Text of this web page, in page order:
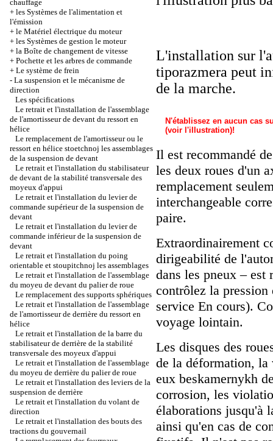
chauffage
+ les Systèmes de l'alimentation et
l'émission
+ le Matériel électrique du moteur
+ les Systèmes de gestion le moteur
+ la Boîte de changement de vitesse
+ Pochette et les arbres de commande
+ Le système de frein
- La suspension et le mécanisme de
direction
Les spécifications
Le retrait et l'installation de l'assemblage
de l'amortisseur de devant du ressort en
hélice
Le remplacement de l'amortisseur ou le
ressort en hélice stoetchnoj les assemblages
de la suspension de devant
Le retrait et l'installation du stabilisateur
de devant de la stabilité transversale des
moyeux d'appui
Le retrait et l'installation du levier de
commande supérieur de la suspension de
devant
Le retrait et l'installation du levier de
commande inférieur de la suspension de
devant
Le retrait et l'installation du poing
orientable et stoupitchnoj les assemblages
Le retrait et l'installation de l'assemblage
du moyeu de devant du palier de roue
Le remplacement des supports sphériques
Le retrait et l'installation de l'assemblage
de l'amortisseur de derrière du ressort en
hélice
Le retrait et l'installation de la barre du
stabilisateur de derrière de la stabilité
transversale des moyeux d'appui
Le retrait et l'installation de l'assemblage
du moyeu de derrière du palier de roue
Le retrait et l'installation des leviers de la
suspension de derrière
Le retrait et l'installation du volant de
direction
Le retrait et l'installation des bouts des
tractions du gouvernail
L'installation sur
tiporazmera peut
de la marche.
N'établissez en aucun cas
(voir l'illustration)!
Il est recommandé
les deux roues d'un
remplacement
interchangeable
paire.
Extraordinairement
dirigeabilité de
dans les pneux –
contrôlez la
service En cours).
voyage lointain.
Les disques des
de la déformation, la
eux beskamernykh
corrosion, les
élaborations jusqu'à
ainsi qu'en cas de